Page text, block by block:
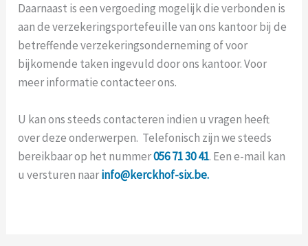
Daarnaast is een vergoeding mogelijk die verbonden is
aan de verzekeringsportefeuille van ons kantoor bij de
betreffende verzekeringsonderneming of voor
bijkomende taken ingevuld door ons kantoor. Voor
meer informatie contacteer ons.
U kan ons steeds contacteren indien u vragen heeft
over deze onderwerpen. Telefonisch zijn we steeds
bereikbaar op het nummer056 71 30 41. Een e-mail kan
u versturen naarinfo@kerckhof-six.be.